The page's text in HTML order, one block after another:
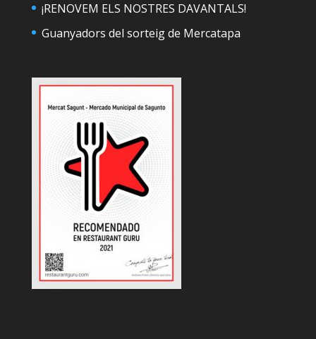
¡RENOVEM ELS NOSTRES DAVANTALS!
Guanyadors del sorteig de Mercatapa